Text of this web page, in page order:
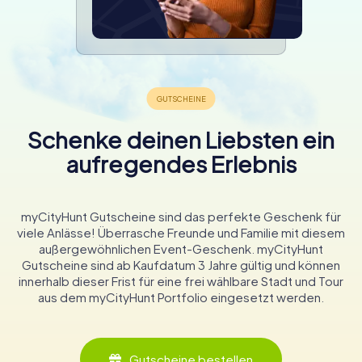
Schenke deinen Liebsten ein
aufregendes Erlebnis
myCityHunt Gutscheine sind das perfekte Geschenk für
viele Anlässe! Überrasche Freunde und Familie mit diesem
außergewöhnlichen Event-Geschenk. myCityHunt
Gutscheine sind ab Kaufdatum 3 Jahre gültig und können
innerhalb dieser Frist für eine frei wählbare Stadt und Tour
aus dem myCityHunt Portfolio eingesetzt werden.